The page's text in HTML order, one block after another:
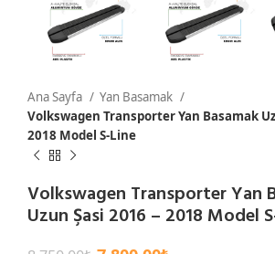
Ana Sayfa
Yan Basamak
Volkswagen Transporter Yan Basamak
2018 Model S-Line
Volkswagen Transporter Yan
Uzun Şasi 2016 – 2018 Model